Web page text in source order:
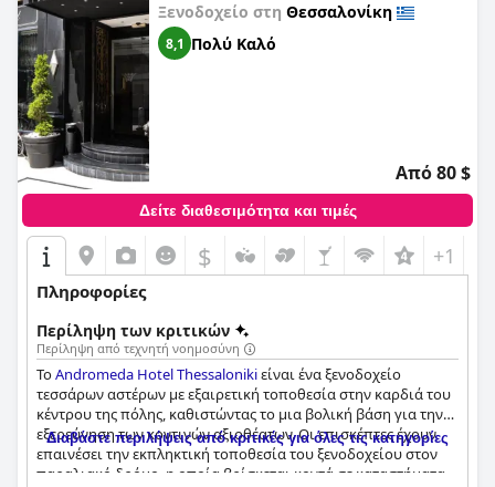
Ξενοδοχείο στη Θεσσαλονίκη
8,1 Πολύ Καλό
Από 80 $
Δείτε διαθεσιμότητα και τιμές
$ +1
Πληροφορίες
Περίληψη των κριτικών
Περίληψη από τεχνητή νοημοσύνη
ΤοAndromeda Hotel Thessalonikiείναι ένα ξενοδοχείο
τεσσάρων αστέρων με εξαιρετική τοποθεσία στην καρδιά του
κέντρου της πόλης, καθιστώντας το μια βολική βάση για την
εξερεύνηση των κοντινών αξιοθέατων. Οι επισκέπτες έχουν
επαινέσει την εκπληκτική τοποθεσία του ξενοδοχείου στον
παραλιακό δρόμο, η οποία βρίσκεται κοντά σε καταστήματα,
Διαβάστε περιλήψεις από κριτικές για όλες τις κατηγορίες